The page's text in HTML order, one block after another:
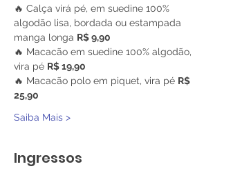
🔥 Calça virá pé, em suedine 100%
algodão lisa, bordada ou estampada
manga longa R$ 9,90
🔥 Macacão em suedine 100% algodão,
vira pé R$ 19,90
🔥 Macacão polo em piquet, vira pé R$
25,90
Saiba Mais >
Ingressos